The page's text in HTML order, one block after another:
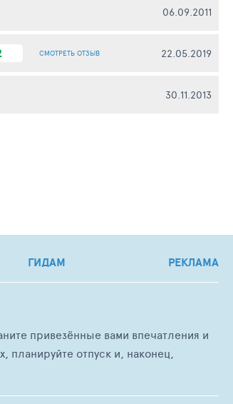
06.09.2011
СМОТРЕТЬ ОТЗЫВ 22.05.2019
30.11.2013
ГИДАМ РЕКЛАМА
привезённые вами впечатления и
планируйте отпуск и, наконец,